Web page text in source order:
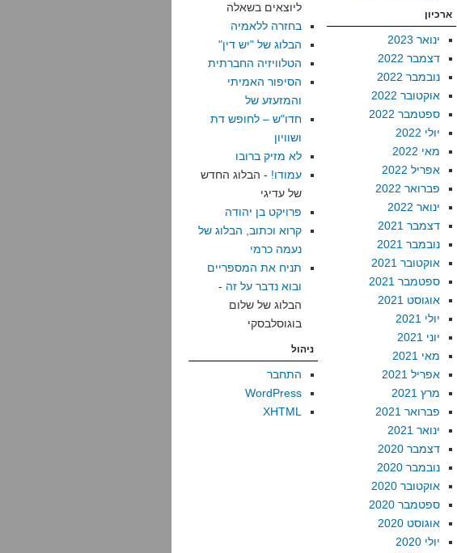
ארכיון
ינואר 2023
דצמבר 2022
נובמבר 2022
אוקטובר 2022
ספטמבר 2022
יולי 2022
מאי 2022
אפריל 2022
פברואר 2022
ינואר 2022
דצמבר 2021
נובמבר 2021
אוקטובר 2021
ספטמבר 2021
אוגוסט 2021
יולי 2021
יוני 2021
מאי 2021
אפריל 2021
מרץ 2021
פברואר 2021
ינואר 2021
דצמבר 2020
נובמבר 2020
אוקטובר 2020
ספטמבר 2020
אוגוסט 2020
יולי 2020
ליוצאים בשאלה
בחזרה ללאמיה
הבלוג של "יש דין"
הטלוויזיה החברתית
הסיפור האמיתי
והמזעזע של
חדו"ש – לחופש דת
ושוויון
לא מזיק ברובו
עמודו! - הבלוג החדש
של עדיגי
פרויקט בן יהודה
קרוא וכתוב, הבלוג של
נעמה כרמי
תניח את המספריים
ובוא נדבר על זה -
הבלוג של שלום
בוגוסלבסקי
ניהול
התחבר
WordPress
XHTML